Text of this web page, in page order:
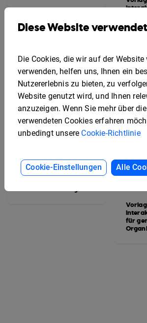
Vorlage für ein
für
Diese Website
Die Cookies, die wir auf der
verwenden, helfen uns, Ihnen ein
Nutzererlebnis zu bieten, zu
Website genutzt wird, und Ihnen
anzuzeigen. Wenn Sie mehr über
verwendeten Cookies erfahren
unbedingt unsere Cookie-Richtlinie
Cookie-Einstellungen Alle